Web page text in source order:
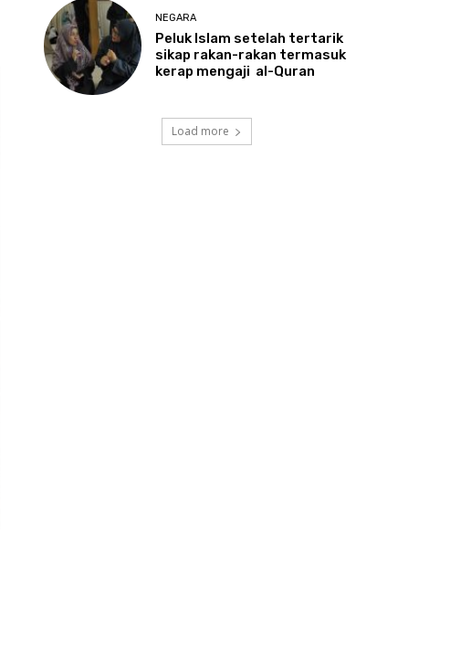
NEGARA
PelukIslam setelah tertarik
sikap rakan-rakan termasuk
kerap mengaji al-Quran
Load more